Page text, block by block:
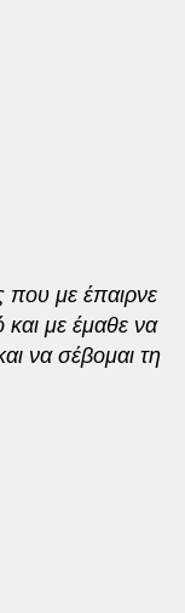
με έπαιρνε
και με έμαθε να
να σέβομαι τη